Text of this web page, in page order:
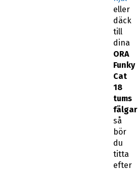
eller
däck
till
dina
ORA
Funky
Cat
18
tums
fälgar
så
bör
du
titta
efter